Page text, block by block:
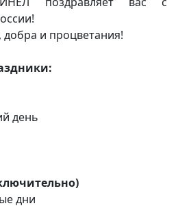
и процветания!
день
дни